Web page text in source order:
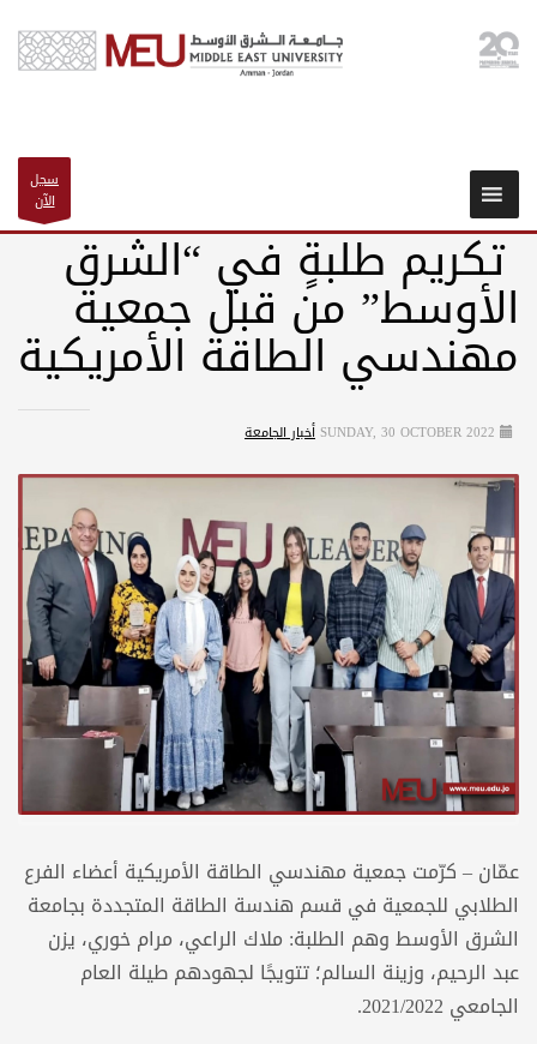
سجل
الآن
تكريم طلبةٍ في “الشرق
الأوسط” من قبل جمعية
مهندسي الطاقة الأمريكية
SUNDAY, 30 OCTOBER 2022 أخبار الجامعة
عمّان – كرّمت جمعية مهندسي الطاقة الأمريكية أعضاء الفرع
الطلابي للجمعية في قسم هندسة الطاقة المتجددة بجامعة
الشرق الأوسط وهم الطلبة: ملاك الراعي، مرام خوري، يزن
عبد الرحيم، وزينة السالم؛ تتويجًا لجهودهم طيلة العام
الجامعي 2021/2022.